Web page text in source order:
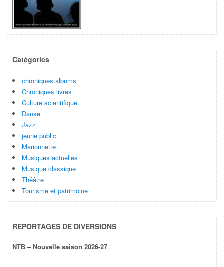
Catégories
chroniques albums
Chroniques livres
Culture scientifique
Danse
Jazz
jeune public
Marionnette
Musiques actuelles
Musique classique
Théâtre
Tourisme et patrimoine
REPORTAGES DE DIVERSIONS
NTB – Nouvelle saison 2026-27